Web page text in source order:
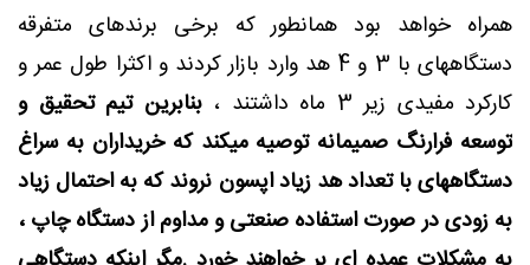
همراه خواهد بود همانطور که برخی برندهای متفرقه
دستگاههای با 3 و 4 هد وارد بازار کردند و اکثرا طول عمر و
کارکرد مفیدی زیر 3 ماه داشتند ،
بنابرین تیم تحقیق و
توسعه فرارنگ صمیمانه توصیه میکند که خریداران به سراغ
دستگاههای با تعداد هد زیاد اپسون نروند که به احتمال زیاد
به زودی در صورت استفاده صنعتی و مداوم از دستگاه چاپ ،